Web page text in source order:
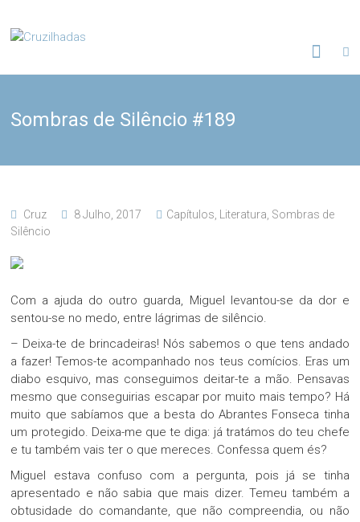
content
Cruzilhadas
Sombras de Silêncio #189
Cruz 8 Julho, 2017 Capítulos Literatura Sombras de
Silêncio
Com a ajuda do outro guarda, Miguel levantou-se da dor e
sentou-se no medo, entre lágrimas de silêncio.
– Deixa-te de brincadeiras! Nós sabemos o que tens andado
a fazer! Temos-te acompanhado nos teus comícios. Eras um
diabo esquivo, mas conseguimos deitar-te a mão. Pensavas
mesmo que conseguirias escapar por muito mais tempo? Há
muito que sabíamos que a besta do Abrantes Fonseca tinha
um protegido. Deixa-me que te diga: já tratámos do teu chefe
e tu também vais ter o que mereces. Confessa quem és?
Miguel estava confuso com a pergunta, pois já se tinha
apresentado e não sabia que mais dizer. Temeu também a
obtusidade do comandante, que não compreendia, ou não